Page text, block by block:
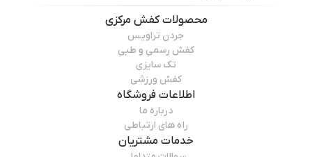
محصولاتکفش مرکزی
جردن تراویس
کفش رسمی و طبی
تک سایزی
کفش ورزشی
اطلاعات فروشگاه
درباره ما
راه های ارتباطی
خدمات مشتریان